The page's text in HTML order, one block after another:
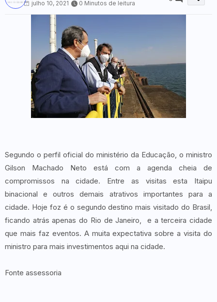
julho 10, 2021
0 Minutos de leitura
Segundo o perfil oficial do ministério da Educação, o ministro
Gilson Machado Neto está com a agenda cheia de
compromissos na cidade. Entre as visitas esta Itaipu
binacional e outros demais atrativos importantes para a
cidade. Hoje foz é o segundo destino mais visitado do Brasil,
ficando atrás apenas do Rio de Janeiro, e a terceira cidade
que mais faz eventos. A muita expectativa sobre a visita do
ministro para mais investimentos aqui na cidade.
Fonte assessoria